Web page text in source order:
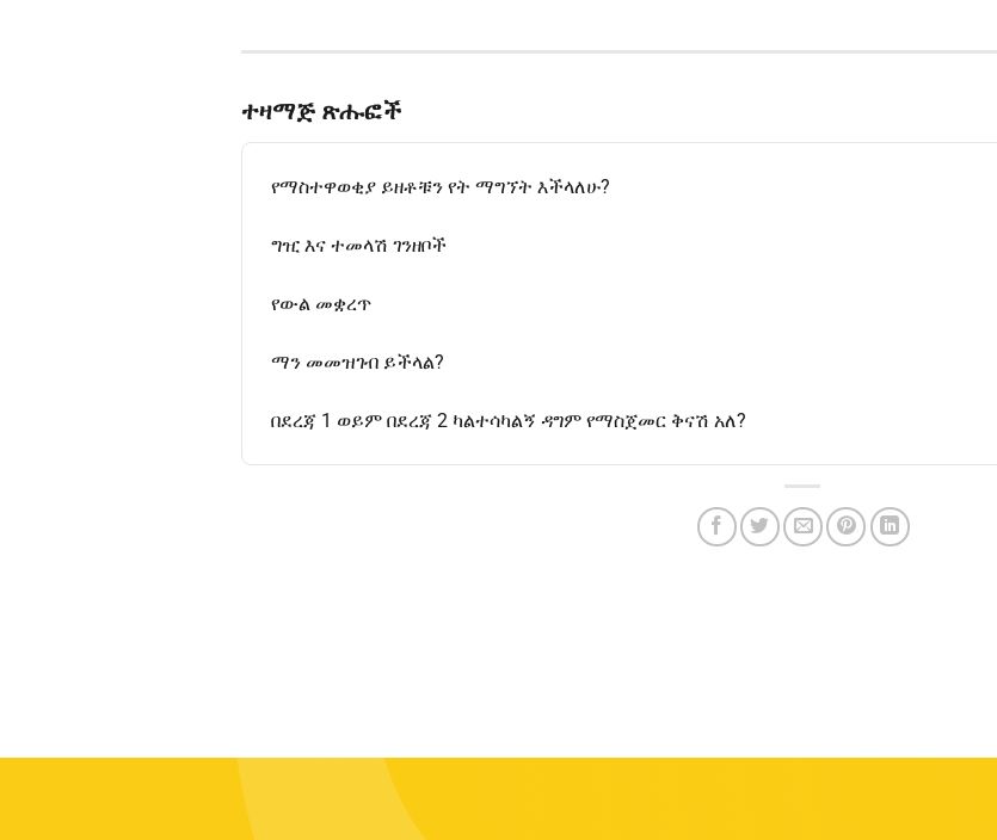
ተዛማጅ ጽሑፎች
የማስተዋወቂያ ይዘቶቹን የት ማግኘት እችላለሁ?
ግዢ እና ተመላሽ ገንዘቦች
የውል መቋረጥ
ማን መመዝገብ ይችላል?
በደረጃ 1 ወይም በደረጃ 2 ካልተሳካልኝ ዳግም የማስጀመር ቅናሽ አለ?